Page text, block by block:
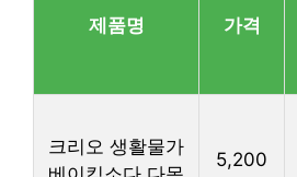
제품명 가격
크리오 생활물가
5,200